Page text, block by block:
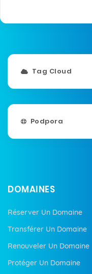
Tag Cloud
Podpora
DOMAINES
Réserver Un Domaine
Transférer Un Domaine
Renouveler Un Domaine
Protéger Un Domaine